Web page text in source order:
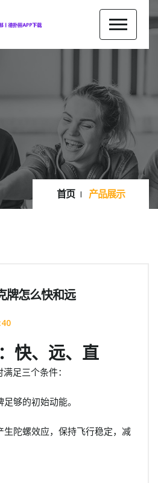
首页 产品展示
牌怎么快和远
快、远、直
足三个条件：
够的初始动能。
生陀螺效应，保持飞行稳定，减